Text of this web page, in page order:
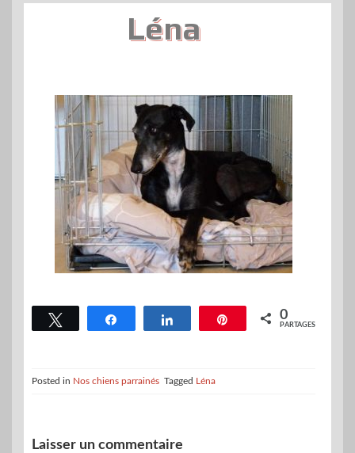
Léna
Tweetez Partagez Partagez Épingle 0
PARTAGES
Posted in Nos chiens parrainés Tagged Léna
Laisser un commentaire